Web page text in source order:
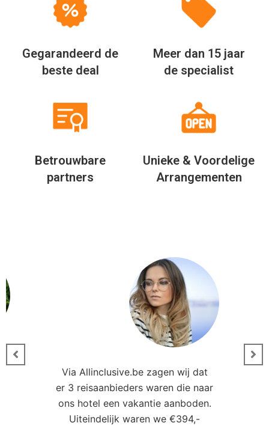
Gegarandeerd de
beste deal
Meer dan 15 jaar
de specialist
Betrouwbare
partners
Unieke & Voordelige
Arrangementen
Via Allinclusive.be zagen wij dat
er 3 reisaanbieders waren die naar
ons hotel een vakantie aanboden.
Uiteindelijk waren we €394,-